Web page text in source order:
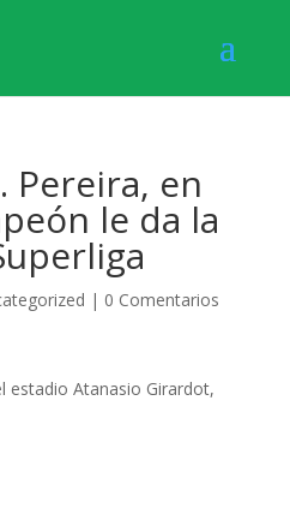
Pereira, en
le da la
| 0 Comentarios
estadio Atanasio Girardot,